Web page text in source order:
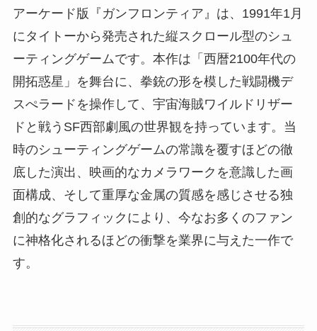
アーケード版『ガンフロンティア』は、1991年1月
にタイトーから発売された縦スクロール型のシュ
ーティングゲームです。本作は「西暦2100年代の
開拓惑星」を舞台に、拳銃の形を模した戦闘機デ
スぺラードを操作して、宇宙海賊ワイルドリザー
ドと戦うSF西部劇風の世界観を持っています。当
時のシューティングゲームの常識を覆すほどの徹
底した演出、映画的なカメラワークを意識した画
面構成、そして重厚な金属の質感を感じさせる独
創的なグラフィックにより、今なお多くのファン
に神格化されるほどの衝撃を業界に与えた一作で
す。